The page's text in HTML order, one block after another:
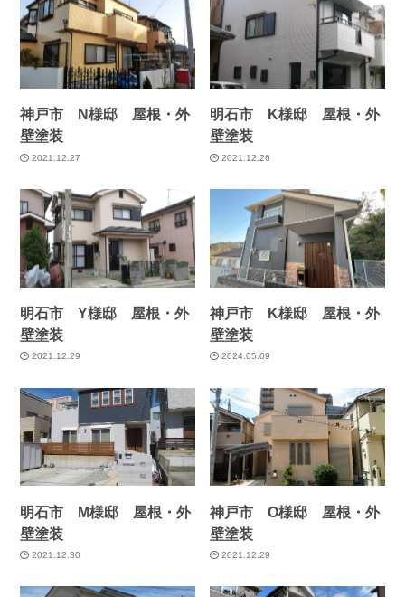
神戸市 N様邸 屋根・外
壁塗装
2021.12.27
明石市 K様邸 屋根・外
壁塗装
2021.12.26
明石市 Y様邸 屋根・外
壁塗装
2021.12.29
神戸市 K様邸 屋根・外
壁塗装
2024.05.09
明石市 M様邸 屋根・外
壁塗装
2021.12.30
神戸市 O様邸 屋根・外
壁塗装
2021.12.29